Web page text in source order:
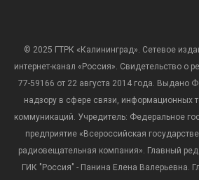
© 2025 ГТРК «Калининград». Сетевое
интернет-канал «Россия». Свидетельство
77-59166 от 22 августа 2014 года. Выдано
надзору в сфере связи, информационных
коммуникаций. Учредитель: Федеральное
предприятие «Всероссийская
радиовещательная компания». Главный
ГИК "Россия" - Панина Елена Валерьевна.